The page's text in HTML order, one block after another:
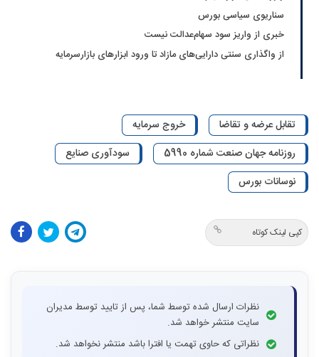
سناریوی سیاسی بورس
خبری از واریز سود سهام‌عدالت نیست
از واگذاری سنتی دارایی‌های مازاد تا ورود ابزارهای بازارسرمایه
تقابل عرضه و تقاضا
خروج سرمایه
روزنامه جهان صنعت شماره 5990
سودآوری صنایع
نوسانات بورس
کپی لینک کوتاه
نظرات ارسال شده توسط شما، پس از تایید توسط مدیران
سایت منتشر خواهد شد.
نظراتی که حاوی تهمت یا افترا باشد منتشر نخواهد شد.